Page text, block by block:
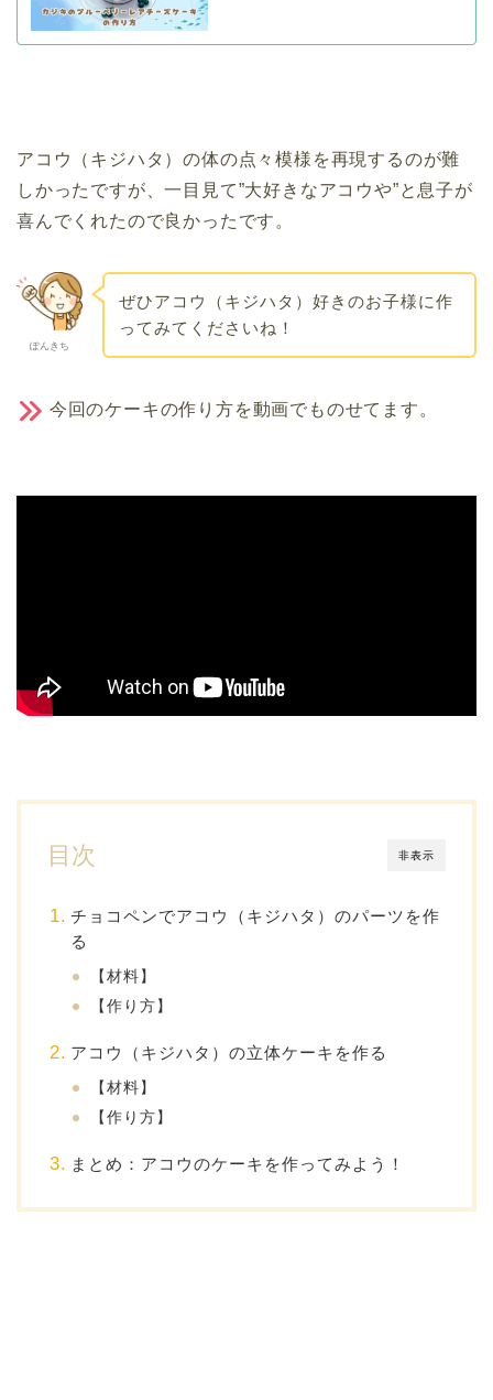
アコウ（キジハタ）の体の点々模様を再現するのが難
しかったですが、一目見て”大好きなアコウや”と息子が
喜んでくれたので良かったです。
ぽんきち
ぜひアコウ（キジハタ）好きのお子様に作
ってみてくださいね！
今回のケーキの作り方を動画でものせてます。
非表示
目次
チョコペンでアコウ（キジハタ）のパーツを作
る
【材料】
【作り方】
アコウ（キジハタ）の立体ケーキを作る
【材料】
【作り方】
まとめ：アコウのケーキを作ってみよう！